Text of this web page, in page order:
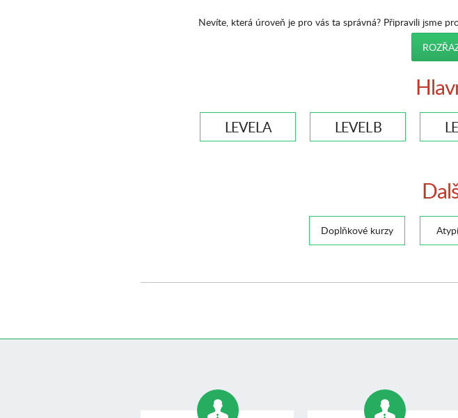
Nevíte, která úroveň je pro vás ta správná? Připravili jsme
LEVEL A LEVEL B
Doplňkové kurzy